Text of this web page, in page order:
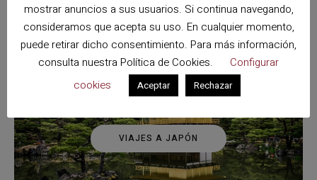
VIAJES A ESPAÑA
VIAJES A JAPÓN
mostrar anuncios a sus usuarios. Si continua navegando,
consideramos que acepta su uso. En cualquier momento,
puede retirar dicho consentimiento. Para más información,
consulta nuestra Política de Cookies.
Configurar
cookies
Aceptar Rechazar